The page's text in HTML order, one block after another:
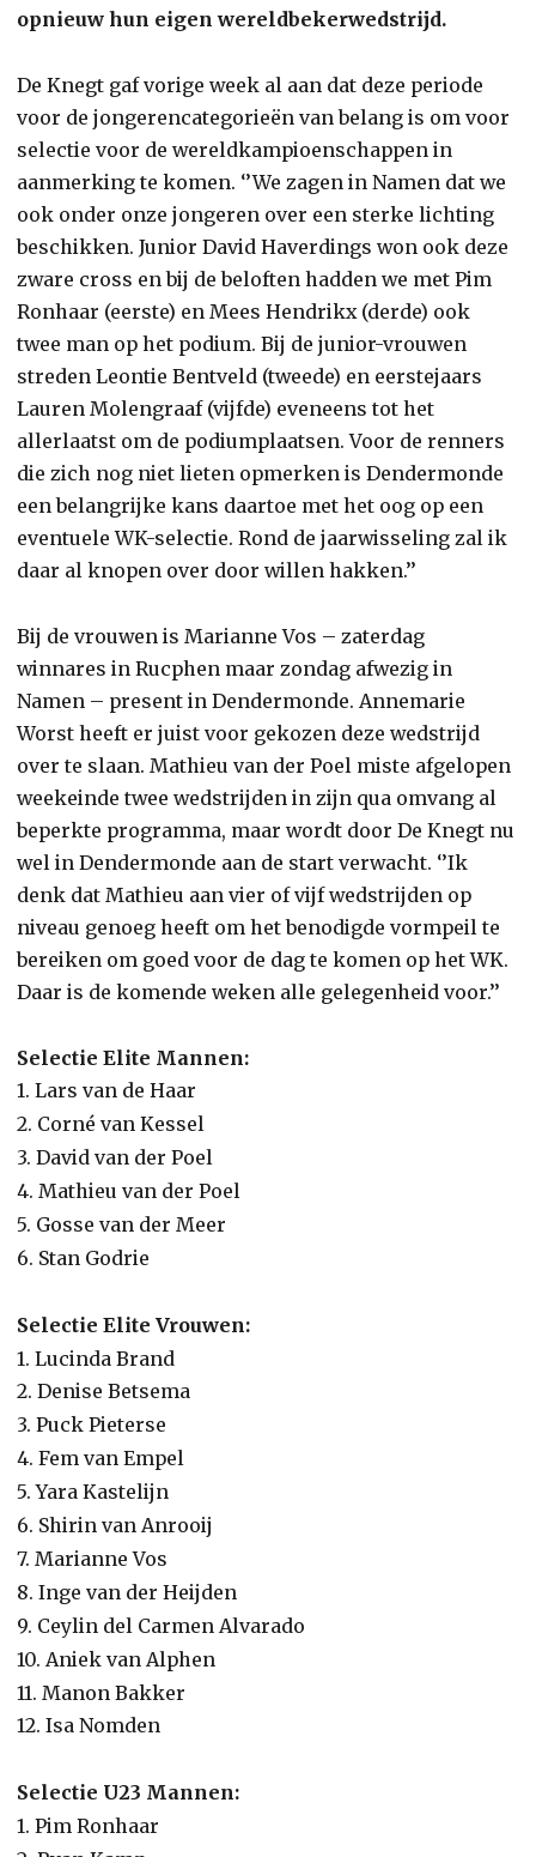
opnieuw hun eigen wereldbekerwedstrijd.
De Knegt gaf vorige week al aan dat deze periode
voor de jongerencategorieën van belang is om voor
selectie voor de wereldkampioenschappen in
aanmerking te komen. ‘’We zagen in Namen dat we
ook onder onze jongeren over een sterke lichting
beschikken. Junior David Haverdings won ook deze
zware cross en bij de beloften hadden we met Pim
Ronhaar (eerste) en Mees Hendrikx (derde) ook
twee man op het podium. Bij de junior-vrouwen
streden Leontie Bentveld (tweede) en eerstejaars
Lauren Molengraaf (vijfde) eveneens tot het
allerlaatst om de podiumplaatsen. Voor de renners
die zich nog niet lieten opmerken is Dendermonde
een belangrijke kans daartoe met het oog op een
eventuele WK-selectie. Rond de jaarwisseling zal ik
daar al knopen over door willen hakken.’’
Bij de vrouwen is Marianne Vos – zaterdag
winnares in Rucphen maar zondag afwezig in
Namen – present in Dendermonde. Annemarie
Worst heeft er juist voor gekozen deze wedstrijd
over te slaan. Mathieu van der Poel miste afgelopen
weekeinde twee wedstrijden in zijn qua omvang al
beperkte programma, maar wordt door De Knegt nu
wel in Dendermonde aan de start verwacht. ‘’Ik
denk dat Mathieu aan vier of vijf wedstrijden op
niveau genoeg heeft om het benodigde vormpeil te
bereiken om goed voor de dag te komen op het WK.
Daar is de komende weken alle gelegenheid voor.’’
Selectie Elite Mannen:
1. Lars van de Haar
2. Corné van Kessel
3. David van der Poel
4. Mathieu van der Poel
5. Gosse van der Meer
6. Stan Godrie
Selectie Elite Vrouwen:
1. Lucinda Brand
2. Denise Betsema
3. Puck Pieterse
4. Fem van Empel
5. Yara Kastelijn
6. Shirin van Anrooij
7. Marianne Vos
8. Inge van der Heijden
9. Ceylin del Carmen Alvarado
10. Aniek van Alphen
11. Manon Bakker
12. Isa Nomden
Selectie U23 Mannen:
1. Pim Ronhaar